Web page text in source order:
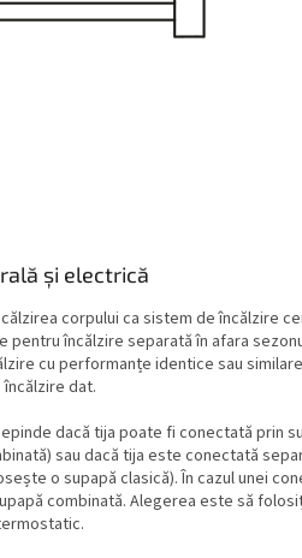
și electrică
corpului ca sistem de încălzire
încălzire separată în afara
cu performanțe identice sau similare
dat.
dacă tija poate fi conectată prin
sau dacă tija este conectată
o supapă clasică). În cazul unei
combinată. Alegerea este să